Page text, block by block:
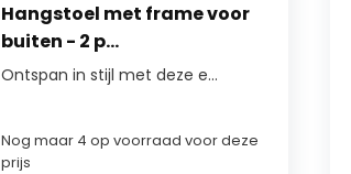
Hangstoel met frame voor
buiten - 2 p...
Ontspan in stijl met deze e...
Nog maar 4 op voorraad voor deze
prijs